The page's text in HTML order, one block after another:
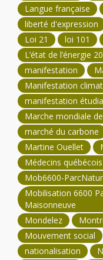
Langue française
liberté d'expression
Loi 21
loi 101
L’état de l’énergie
manifestation
Manifestation
manifestation
Marche mondiale
marché du carbone
Martine Ouellet
Médecins
Mob6600-
Mobilisation 6600
Maisonneuve
Mondelez
Mouvement social
nationalisation